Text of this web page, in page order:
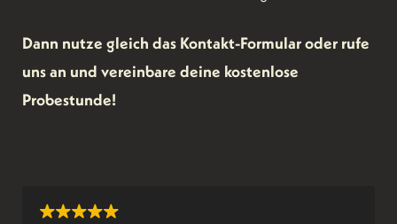
Dann nutze gleich das Kontakt-Formular oder rufe
uns an und vereinbare deine kostenlose
Probestunde!